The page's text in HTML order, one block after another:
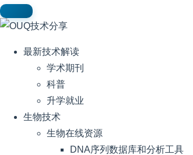
最新技术解读
学术期刊
科普
升学就业
生物技术
生物在线资源
DNA序列数据库和分析工具